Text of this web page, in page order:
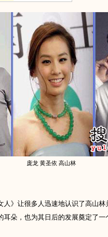
庞龙 黄圣依 高山林
》让很多人迅速地认识了高山林
朵，也为其日后的发展奠定了一